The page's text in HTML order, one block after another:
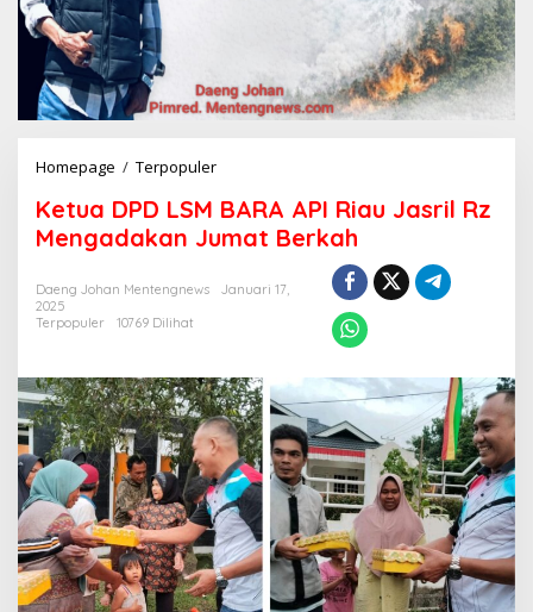
Homepage / Terpopuler
u
a
P
M
B
A
R
A
A
P
I
R
i
a
Ketua DPD LSM BARA API Riau Jasril Rz
Mengadakan Jumat Berkah
Daeng Johan Mentengnews
Januari 17,
2025
Terpopuler
10769 Dilihat